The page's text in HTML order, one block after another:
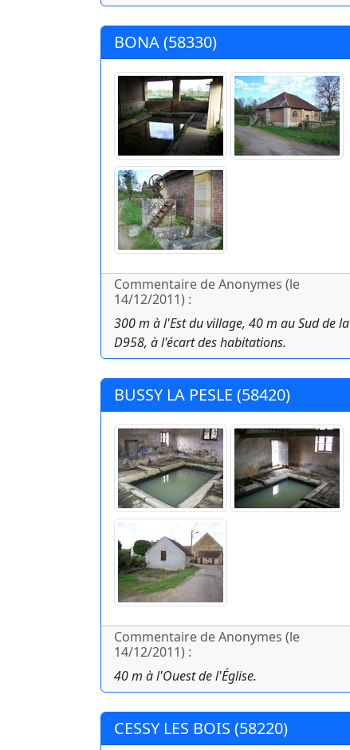
BONA (58330)
Commentaire de Anonymes (le
14/12/2011) :
300 m à l'Est du village, 40 m au Sud de la
D958, à l'écart des habitations.
BUSSY LA PESLE (58420)
Commentaire de Anonymes (le
14/12/2011) :
40 m à l'Ouest de l'Église.
CESSY LES BOIS (58220)